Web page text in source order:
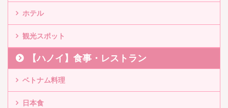
ホテル
観光スポット
【ハノイ】食事・レストラン
ベトナム料理
日本食